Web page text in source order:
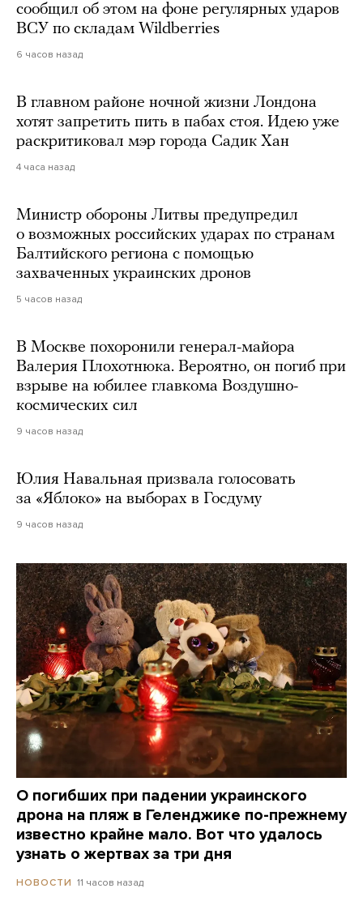
сообщил об этом на фоне регулярных ударов
ВСУ по складам Wildberries
6 часов назад
В главном районе ночной жизни Лондона
хотят запретить пить в пабах стоя. Идею уже
раскритиковал мэр города Садик Хан
4 часа назад
Министр обороны Литвы предупредил
о возможных российских ударах по странам
Балтийского региона с помощью
захваченных украинских дронов
5 часов назад
В Москве похоронили генерал-майора
Валерия Плохотнюка. Вероятно, он погиб при
взрыве на юбилее главкома Воздушно-
космических сил
9 часов назад
Юлия Навальная призвала голосовать
за «Яблоко» на выборах в Госдуму
9 часов назад
О погибших при падении украинского
дрона на пляж в Геленджике по-прежнему
известно крайне мало. Вот что удалось
узнать о жертвах за три дня
НОВОСТИ 11 часов назад